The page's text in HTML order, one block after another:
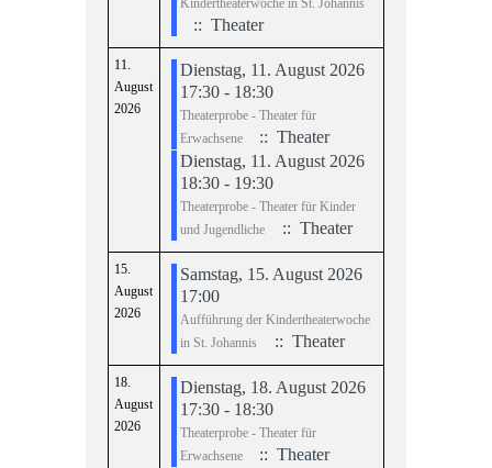
Kindertheaterwoche in St. Johannis
:: Theater
11.
August
2026
Dienstag, 11. August 2026
17:30 - 18:30
Theaterprobe - Theater für
Erwachsene
:: Theater
Dienstag, 11. August 2026
18:30 - 19:30
Theaterprobe - Theater für Kinder
und Jugendliche
:: Theater
15.
August
2026
Samstag, 15. August 2026
17:00
Aufführung der Kindertheaterwoche
in St. Johannis
:: Theater
18.
August
2026
Dienstag, 18. August 2026
17:30 - 18:30
Theaterprobe - Theater für
Erwachsene
:: Theater